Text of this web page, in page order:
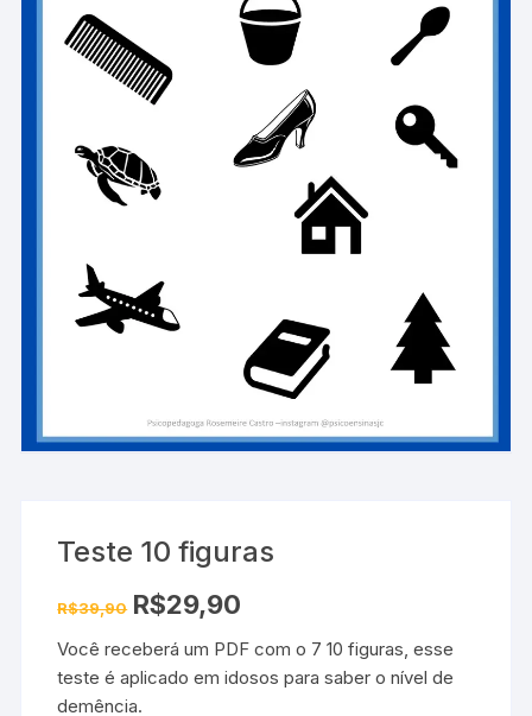
Teste 10 figuras
R$39,90 O
preço
era:
R$39,90.
R$29,90
é:
R$29,90.
Você receberá um PDF com o 7 10 figuras, esse
teste é aplicado em idosos para saber o nível de
demência.